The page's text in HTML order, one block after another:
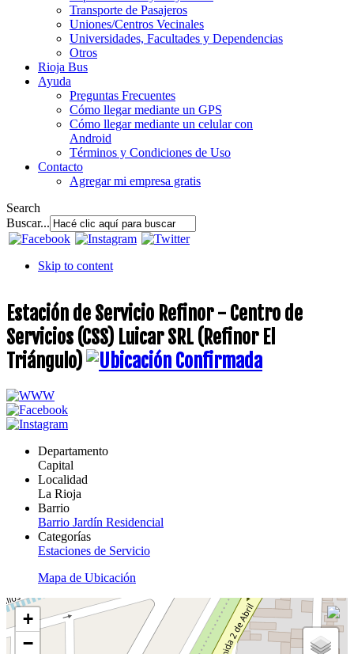
Transporte de Pasajeros
Uniones/Centros Vecinales
Universidades, Facultades y Dependencias
Otros
Rioja Bus
Ayuda
Preguntas Frecuentes
Cómo llegar mediante un GPS
Cómo llegar mediante un celular con
Android
Términos y Condiciones de Uso
Contacto
Agregar mi empresa gratis
Search
Buscar...
Skip to content
Estación de Servicio Refinor - Centro de
Servicios (CSS) Luicar SRL (Refinor El
Triángulo)
Departamento
Capital
Localidad
La Rioja
Barrio
Barrio Jardín Residencial
Categorías
Estaciones de Servicio
Mapa de Ubicación
+
−